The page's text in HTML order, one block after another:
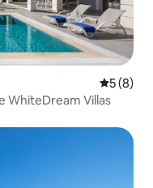
5 de
5 (8)
WhiteDream Villas